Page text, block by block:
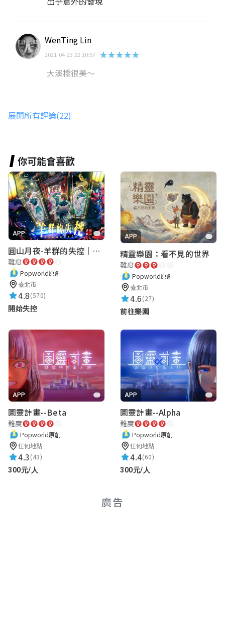
WenTing Lin
2021-04-23 22:10:57
★★★★★
大溪橋很美～
飯糰是很好吃的
夏鈺湘
2021-04-23 15:12:04 ★★★★★
感受得到作者的用心 ~
林語法
2021-04-23 14:04:22
★★★★★
很好，遊戲易懂，不呆板
薛甯
★★★★★
超棒！
邱繼彬
2021-04-23 12:43:56
★★★★★
讚
展開所有評論(22)
你可能會喜歡
APP
圓山月夜-羊群的失控｜圓山飯店 ARG實境解謎遊戲
難度
Popworld原創
臺北市
4.8(570)
開始失控
APP
精靈樂園：看不見的世界
難度
Popworld原創
臺北市
4.6(27)
前往樂園
APP
圖靈計畫--Beta
難度
Popworld原創
任何地點
4.3(43)
300元/人
APP
圖靈計畫--Alpha
難度
Popworld原創
任何地點
4.4(60)
300元/人
廣告